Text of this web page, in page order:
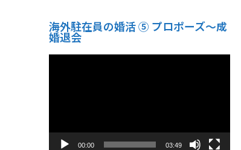
海外駐在員の婚活 ⑤ プロポーズ〜成
婚退会
動
00:00 03:49